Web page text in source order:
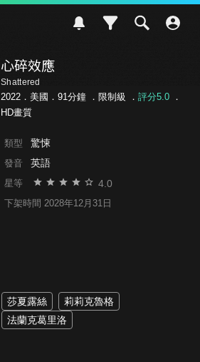
心碎效應
Shattered
2022．美國．91分鐘 ． 限制級 ． 評分5.0．
HD畫質
類型 驚悚
發音 英語
星等 4.0
下架時間 2028年12月31日
莎夏露絲
莉莉克魯格
法蘭克葛里洛